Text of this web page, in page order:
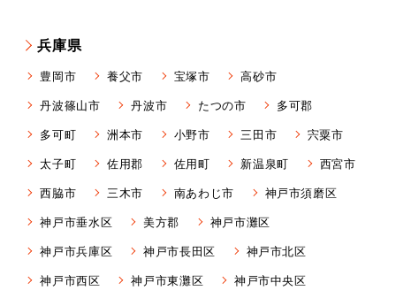
兵庫県
豊岡市 養父市 宝塚市
高砂市
丹波篠山市
丹波市 たつの市
多可郡
多可町
洲本市 小野市 三田市
宍粟市
太子町
佐用郡 佐用町 新温泉町
西宮市
西脇市
三木市 南あわじ市
神戸市須磨区
神戸市垂水区
美方郡
神戸市灘区
神戸市兵庫区
神戸市長田区
神戸市北区
神戸市西区
神戸市東灘区
神戸市中央区